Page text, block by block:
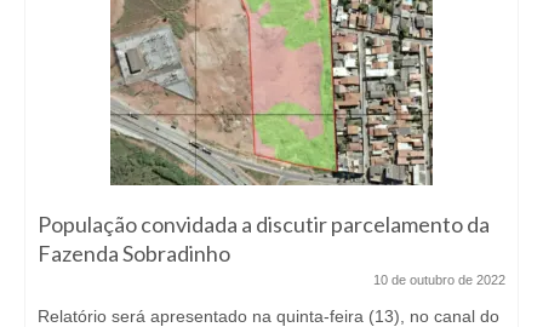
População convidada a discutir parcelamento da
Fazenda Sobradinho
10 de outubro de 2022
Relatório será apresentado na quinta-feira (13), no canal do